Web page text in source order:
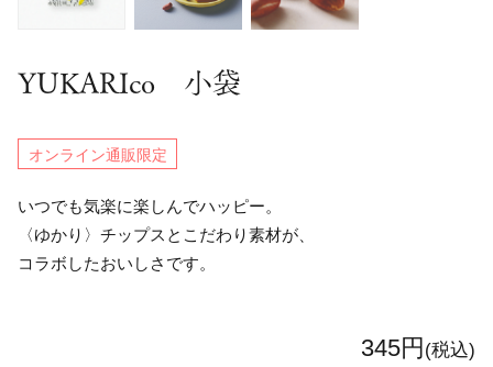
YUKARIco 小袋
オンライン通販限定
いつでも気楽に楽しんでハッピー。
〈ゆかり〉チップスとこだわり素材が、
コラボしたおいしさです。
345円 (税込)